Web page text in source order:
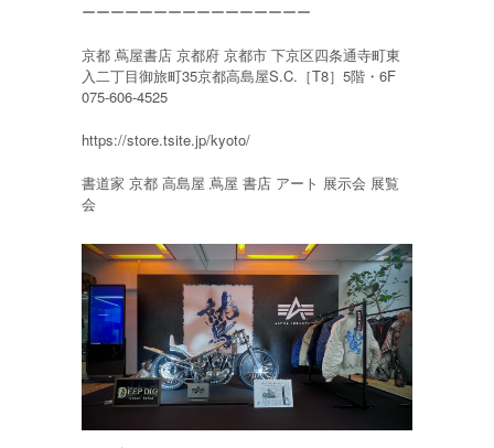
ーーーーーーーーーーーーーーーー
京都 蔦屋書店 京都府 京都市 下京区四条通寺町東
入二丁目御旅町35京都高島屋S.C.［T8］5階・6F
075-606-4525
https://store.tsite.jp/kyoto/
書道家 京都 高島屋 蔦屋 書店 アート 展示会 展覧
会